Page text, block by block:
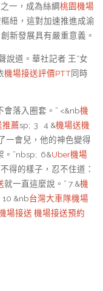
一，成為絲綢桃園機場
樞紐，這對加速推進成渝
新發展具有嚴重意義。
說道。華社記者 王“女
機場接送評價PTT同時
落入圈套。” <&nb機
推薦sp; 3 4 &機場送機
一會兒，他的神色變得
。”nbsp; 6&Uber機場
得的樣子，忍不住道：
就一直這麼說。” 7 &機
&nb台灣大車隊機場
場接送 機場接送預約